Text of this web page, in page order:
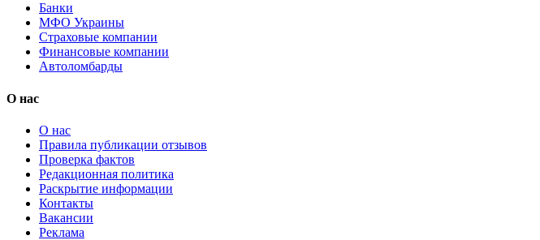
Банки
МФО Украины
Страховые компании
Финансовые компании
Автоломбарды
О нас
О нас
Правила публикации отзывов
Проверка фактов
Редакционная политика
Раскрытие информации
Контакты
Вакансии
Реклама